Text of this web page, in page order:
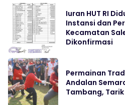
Iuran HUT RI
Instansi dan
Kecamatan
Dikonfirmasi
Permainan
Andalan
Tambang,